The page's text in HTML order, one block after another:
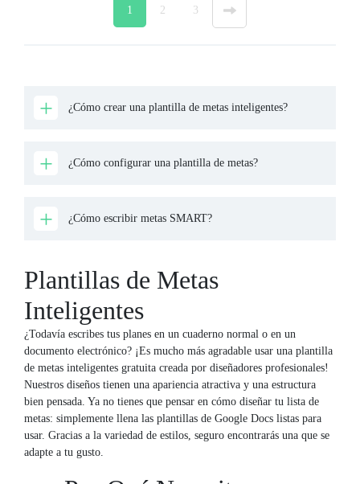
1 2 3 »
¿Cómo crear una plantilla de metas inteligentes?
¿Cómo configurar una plantilla de metas?
¿Cómo escribir metas SMART?
Plantillas de Metas
Inteligentes
¿Todavía escribes tus planes en un cuaderno normal o en un
documento electrónico? ¡Es mucho más agradable usar una plantilla
de metas inteligentes gratuita creada por diseñadores profesionales!
Nuestros diseños tienen una apariencia atractiva y una estructura
bien pensada. Ya no tienes que pensar en cómo diseñar tu lista de
metas: simplemente llena las plantillas de Google Docs listas para
usar. Gracias a la variedad de estilos, seguro encontrarás una que se
adapte a tu gusto.